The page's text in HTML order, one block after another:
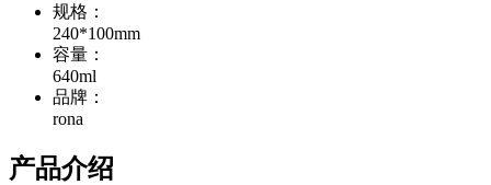
规格：
240*100mm
容量：
640ml
品牌：
rona
产品介绍